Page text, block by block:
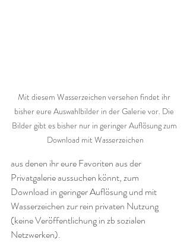
Mit diesem Wasserzeichen versehen findet ihr
bisher eure Auswahlbilder in der Galerie vor. Die
Bilder gibt es bisher nur in geringer Auflösung zum
Download mit Wasserzeichen
aus denen ihr eure Favoriten aus der
Privatgalerie aussuchen könnt, zum
Download in geringer Auflösung und mit
Wasserzeichen zur rein privaten Nutzung
(keine Veröffentlichung in zb sozialen
Netzwerken).